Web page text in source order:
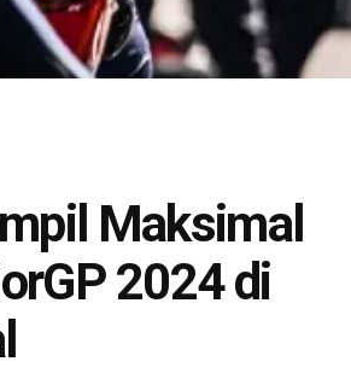
Maksimal
2024 di